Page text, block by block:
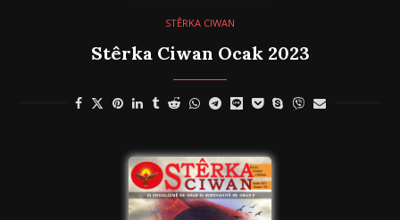
STÊRKA CIWAN
Stêrka Ciwan Ocak 2023